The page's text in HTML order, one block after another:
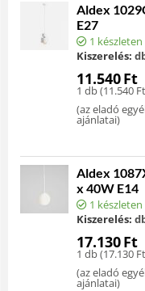
Aldex
E27
1 készleten
Kiszerelés:
11.540Ft
1 db (11.540 Ft
(az eladó
ajánlatai)
Aldex
x 40W E14
1 készleten
Kiszerelés:
17.130Ft
1 db (17.130 Ft
(az eladó
ajánlatai)